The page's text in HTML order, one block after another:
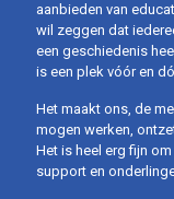
aanbieden van
wil zeggen dat
een geschiedenis
is een plek vóór en
Het maakt ons, de
mogen werken,
Het is heel erg fijn
support en